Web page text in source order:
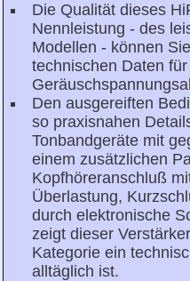
Die Qualität dieses
Nennleistung - des
Modellen - können
technischen Daten
Den ausgereiften
so praxisnahen
Tonbandgeräte mit
einem zusätzlichen
Kopfhöreranschluß
Überlastung,
durch elektronische
zeigt dieser
Kategorie ein
alltäglich ist.